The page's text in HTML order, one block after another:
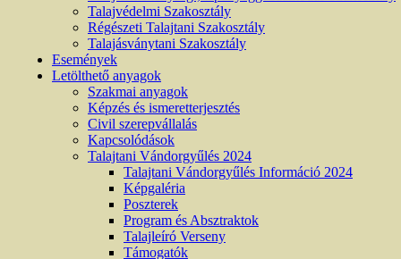
Talajvédelmi Szakosztály
Régészeti Talajtani Szakosztály
Talajásványtani Szakosztály
Események
Letölthető anyagok
Szakmai anyagok
Képzés és ismeretterjesztés
Civil szerepvállalás
Kapcsolódások
Talajtani Vándorgyűlés 2024
Talajtani Vándorgyűlés Információ 2024
Képgaléria
Poszterek
Program és Absztraktok
Talajleíró Verseny
Támogatók